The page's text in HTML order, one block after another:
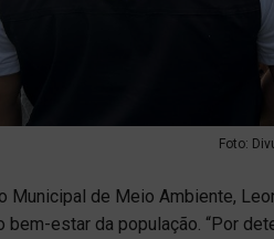
Foto:
Municipal de Meio Ambiente,
bem-estar da população. “Por